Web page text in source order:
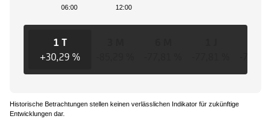
06:00 12:00
1 T
+30,29 %
Historische Betrachtungen stellen keinen verlässlichen Indikator für zukünftige
Entwicklungen dar.